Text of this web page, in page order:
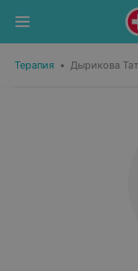
Терапия • Дырикова